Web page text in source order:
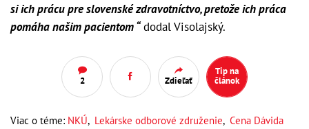
si ich prácu pre slovenské zdravotníctvo, pretože ich práca
pomáha našim pacientom “dodal Visolajský.
2 Zdieľať
Tip na
článok
Viac o téme: NKÚ, Lekárske odborové združenie, Cena Dávida